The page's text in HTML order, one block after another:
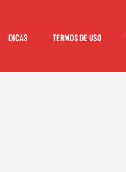
DICAS TERMOS DE USO